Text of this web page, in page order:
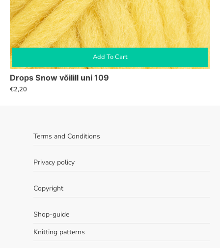
Add To Cart
Drops Snow võilill uni 109
€2,20
Terms and Conditions
Privacy policy
Copyright
Shop-guide
Knitting patterns